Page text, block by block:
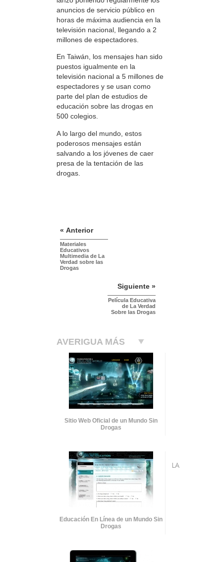
anuncios de servicio público en
horas de máxima audiencia en la
televisión nacional, llegando a 2
millones de espectadores.
En Taiwán, los mensajes han sido
puestos igualmente en la
televisión nacional a 5 millones de
espectadores y se usan como
parte del plan de estudios de
educación sobre las drogas en
500 colegios.
A lo largo del mundo, estos
poderosos mensajes están
salvando a los jóvenes de caer
presa de la tentación de las
drogas.
« Anterior
Materiales
Educativos
Multimedia de La
Verdad sobre las
Drogas
Siguiente »
Película Educativa
de La Verdad
Sobre las Drogas
AVERIGUA MÁS
Sitio Web Oficial de un Mundo Sin
Drogas
Educación En Línea de un Mundo Sin
Drogas
LA